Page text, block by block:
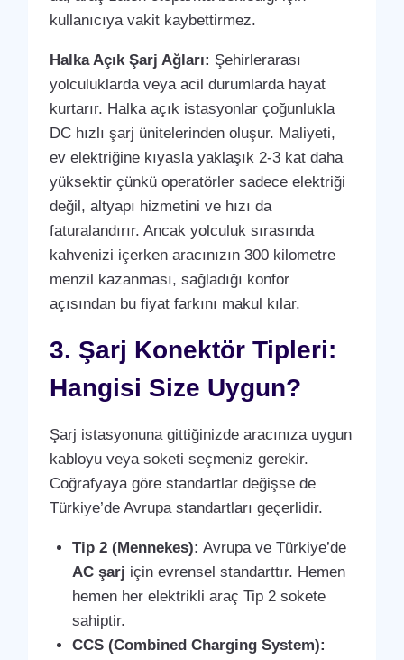
kullanıcıya vakit kaybettirmez.
Halka Açık Şarj Ağları: Şehirlerarası
yolculuklarda veya acil durumlarda hayat
kurtarır. Halka açık istasyonlar çoğunlukla
DC hızlı şarj ünitelerinden oluşur. Maliyeti,
ev elektriğine kıyasla yaklaşık 2-3 kat daha
yüksektir çünkü operatörler sadece elektriği
değil, altyapı hizmetini ve hızı da
faturalandırır. Ancak yolculuk sırasında
kahvenizi içerken aracınızın 300 kilometre
menzil kazanması, sağladığı konfor
açısından bu fiyat farkını makul kılar.
3. Şarj Konektör Tipleri:
Hangisi Size Uygun?
Şarj istasyonuna gittiğinizde aracınıza uygun
kabloyu veya soketi seçmeniz gerekir.
Coğrafyaya göre standartlar değişse de
Türkiye’de Avrupa standartları geçerlidir.
Tip 2 (Mennekes): Avrupa ve Türkiye’de
AC şarj için evrensel standarttır. Hemen
hemen her elektrikli araç Tip 2 sokete
sahiptir.
CCS (Combined Charging System):